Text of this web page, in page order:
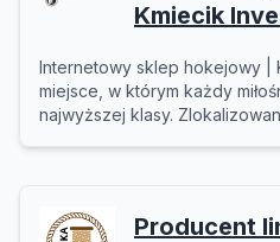
Kmiecik
Internetowy sklep hokejowy |
miejsce, w którym każdy
najwyższej klasy.
Producent